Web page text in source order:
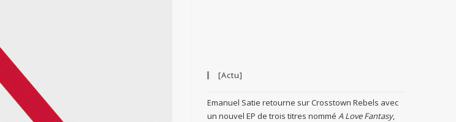
[Actu]
Emanuel Satie retourne sur Crosstown Rebels avec
un nouvel EP de trois titres nommé A Love Fantasy,